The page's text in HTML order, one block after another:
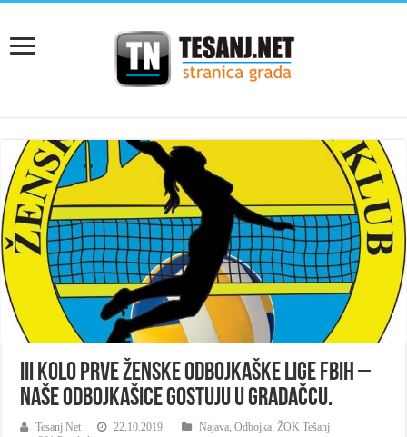
III kolo Prve ženske odbojkaške lige FBiH –
Naše odbojkašice gostuju u Gradačcu.
Tesanj Net 22.10.2019. Najava ,Odbojka ŽOK Tešanj